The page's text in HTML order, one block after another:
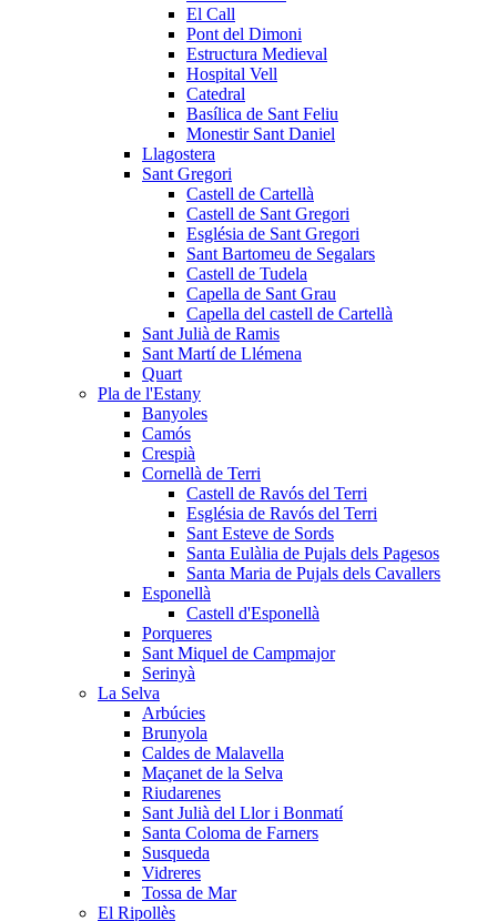
El Call
Pont del Dimoni
Estructura Medieval
Hospital Vell
Catedral
Basílica de Sant Feliu
Monestir Sant Daniel
Llagostera
Sant Gregori
Castell de Cartellà
Castell de Sant Gregori
Església de Sant Gregori
Sant Bartomeu de Segalars
Castell de Tudela
Capella de Sant Grau
Capella del castell de Cartellà
Sant Julià de Ramis
Sant Martí de Llémena
Quart
Pla de l'Estany
Banyoles
Camós
Crespià
Cornellà de Terri
Castell de Ravós del Terri
Església de Ravós del Terri
Sant Esteve de Sords
Santa Eulàlia de Pujals dels Pagesos
Santa Maria de Pujals dels Cavallers
Esponellà
Castell d'Esponellà
Porqueres
Sant Miquel de Campmajor
Serinyà
La Selva
Arbúcies
Brunyola
Caldes de Malavella
Maçanet de la Selva
Riudarenes
Sant Julià del Llor i Bonmatí
Santa Coloma de Farners
Susqueda
Vidreres
Tossa de Mar
El Ripollès